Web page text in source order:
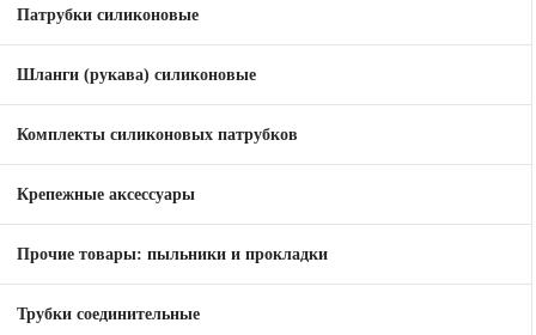
Патрубки силиконовые
Шланги (рукава) силиконовые
Комплекты силиконовых патрубков
Крепежные аксессуары
Прочие товары: пыльники и прокладки
Трубки соединительные